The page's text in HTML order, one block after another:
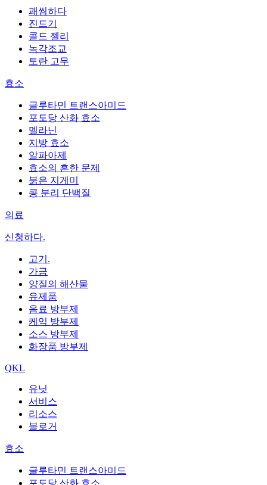
괘씸하다
진드기
콜드 젤리
녹각조교
토란 고무
효소
글루타민 트랜스아미드
포도당 산화 효소
멜라닌
지방 효소
알파아제
효소의 흔한 문제
붉은 지게미
콩 분리 단백질
의료
신청하다.
고기.
가금
양질의 해산물
유제품
음료 방부제
케익 방부제
소스 방부제
화장품 방부제
QKL
유닛
서비스
리소스
블로거
효소
글루타민 트랜스아미드
포도당 산화 효소